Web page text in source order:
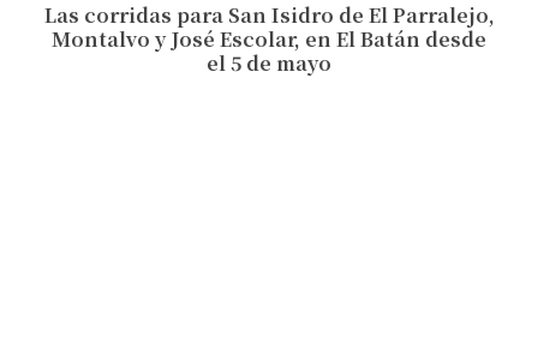
Las corridas para San Isidro de El Parralejo,
Montalvo y José Escolar, en El Batán desde
el 5 de mayo